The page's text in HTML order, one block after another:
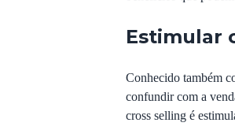
Estimular
Conhecido também
confundir com a
cross selling é